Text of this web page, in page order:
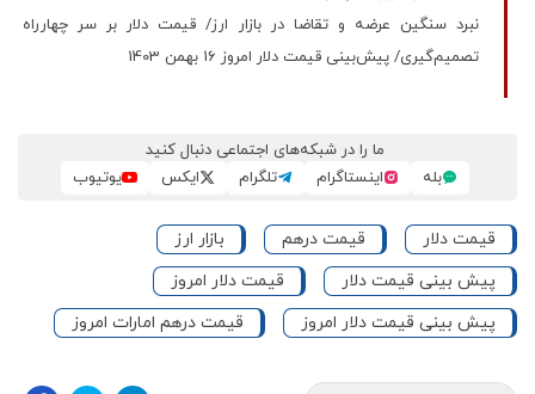
نبرد سنگین عرضه و تقاضا در بازار ارز/ قیمت دلار بر سر چهارراه
تصمیم‌گیری/ پیش‌بینی قیمت دلار امروز 16 بهمن 1403
ما را در شبکه‌های اجتماعی دنبال کنید
بله
اینستاگرام تلگرام ایکس یوتیوب
قیمت دلار قیمت درهم
بازار ارز
پیش بینی قیمت دلار
قیمت دلار امروز
پیش بینی قیمت دلار امروز
قیمت درهم امارات امروز